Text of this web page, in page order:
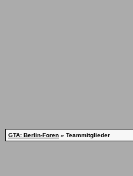
GTA: Berlin-Foren » Teammitglieder